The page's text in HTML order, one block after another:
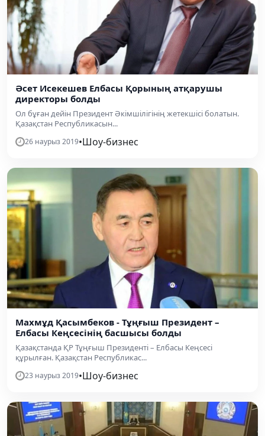
Әсет Исекешев Елбасы Қорының атқарушы
директоры болды
Ол бұған дейін Президент Әкімшілігінің жетекшісі болатын.
Қазақстан Республикасын...
26 наурыз 2019•Шоу-бизнес
Махмұд Қасымбеков - Тұңғыш Президент –
Елбасы Кеңсесінің басшысы болды
Қазақстанда ҚР Тұңғыш Президенті – Елбасы Кеңсесі
құрылған. Қазақстан Республикас...
23 наурыз 2019•Шоу-бизнес